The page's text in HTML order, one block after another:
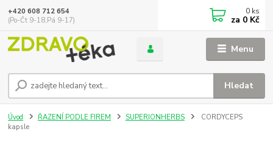
Menu
Hledat
+420 608 712 654
(Po-Čt 9-18,Pá 9-17)
0 ks
za 0 Kč
Úvod ŘAZENÍ PODLE FIREM SUPERIONHERBS
CORDYCEPS
kapsle